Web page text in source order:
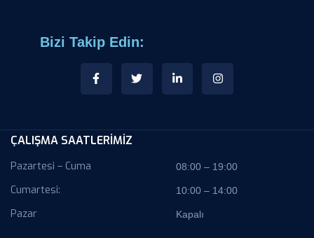
Bizi Takip Edin:
ÇALIŞMA SAATLERİMİZ
Pazartesi – Cuma 08:00 – 19:00
Cumartesi: 10:00 – 14:00
Pazar Kapalı